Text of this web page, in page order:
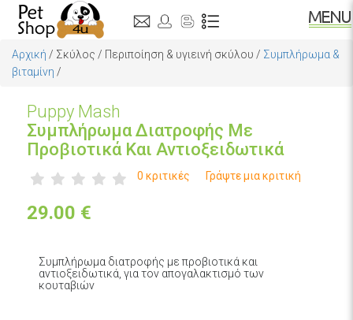
Αρχική / Σκύλος / Περιποίηση & υγιεινή σκύλου / Συμπλήρωμα &
βιταμίνη /
Puppy Mash
Συμπλήρωμα Διατροφής Με
Προβιοτικά Και Αντιοξειδωτικά
0 κριτικές Γράψτε μια κριτική
29.00 €
Συμπλήρωμα διατροφής με προβιοτικά και
αντιοξειδωτικά, για τον απογαλακτισμό των
κουταβιών